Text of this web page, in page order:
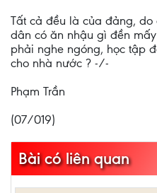
Tất cả đều là của đảng,
dân có ăn nhậu gì đền
phải nghe ngóng, học tập
cho nhà nước ? -/-
Phạm Trần
(07/019)
Bài có liên quan